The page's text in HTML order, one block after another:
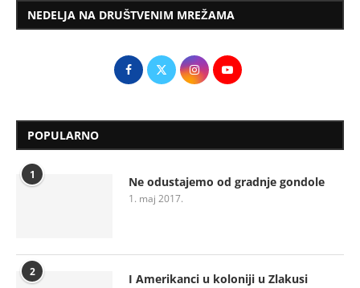
NEDELJA NA DRUŠTVENIM MREŽAMA
POPULARNO
1 Ne odustajemo od gradnje gondole
1. maj 2017.
2 I Amerikanci u koloniji u Zlakusi